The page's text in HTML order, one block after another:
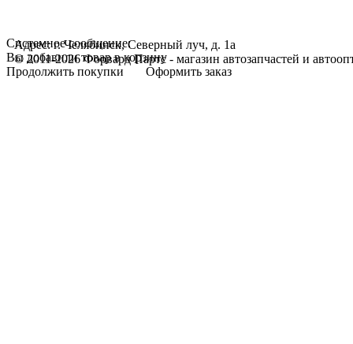
Адрес: г. Челябинск, Северный луч, д. 1а
© 2011-2026 Форвард Партс - магазин автозапчастей и
Системное сообщение:
Вы добавили товар в корзину
Продолжить покупки
Оформить заказ